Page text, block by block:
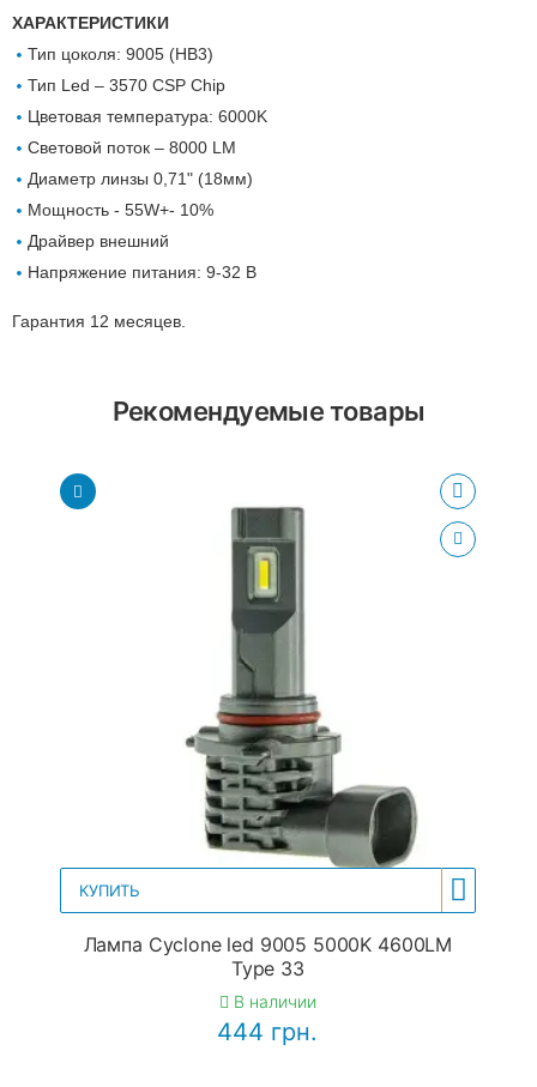
ХАРАКТЕРИСТИКИ
Тип цоколя: 9005 (HB3)
Тип Led – 3570 CSP Chip
Цветовая температура: 6000K
Световой поток – 8000 LM
Диаметр линзы 0,71" (18мм)
Мощность - 55W+- 10%
Драйвер внешний
Напряжение питания: 9-32 В
Гарантия 12 месяцев.
Рекомендуемые товары
КУПИТЬ
Лампа Cyclone led 9005 5000K 4600LM
Type 33
В наличии
444 грн.